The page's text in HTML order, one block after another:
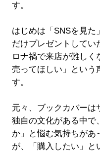
す。
はじめは「SNSを見た
だけプレゼントしてい
ロナ禍で来店が難し
売ってほしい」という
す。
元々、ブックカバーは
独自の文化がある中で
か」と悩む気持ちがあ
が、「購入したい」と